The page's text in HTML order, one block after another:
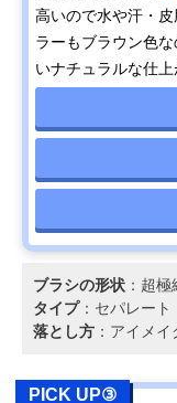
高いので水や汗・
ラーもブラウン色
いナチュラルな仕上
ブラシの形状 ：超
タイプ：セパレート
落とし方 ：アイメ
PICK UP③